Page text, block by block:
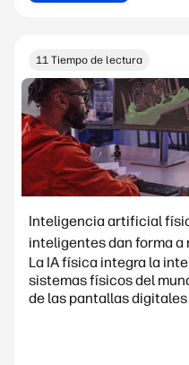
11 Tiempo de lectura
Inteligencia artificial
inteligentes dan forma a
La IA física integra la
sistemas físicos del
de las pantallas